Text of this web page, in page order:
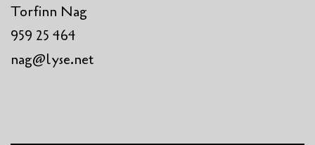
Torfinn Nag
959 25 464
nag@lyse.net